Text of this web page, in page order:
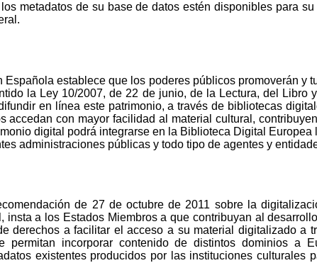
metadatos de su base de datos estén disponibles para
establece que los poderes públicos promoverán y
la Ley 10/2007, de 22 de junio, de la Lectura, del Libro
en línea este patrimonio, a través de bibliotecas
accedan con mayor facilidad al material cultural,
digital podrá integrarse en la Biblioteca Digital Europea
administraciones públicas y todo tipo de agentes y
de 27 de octubre de 2011 sobre la
insta a los Estados Miembros a que contribuyan al
derechos a facilitar el acceso a su material digitalizado a
permitan incorporar contenido de distintos dominios a
existentes producidos por las instituciones culturales